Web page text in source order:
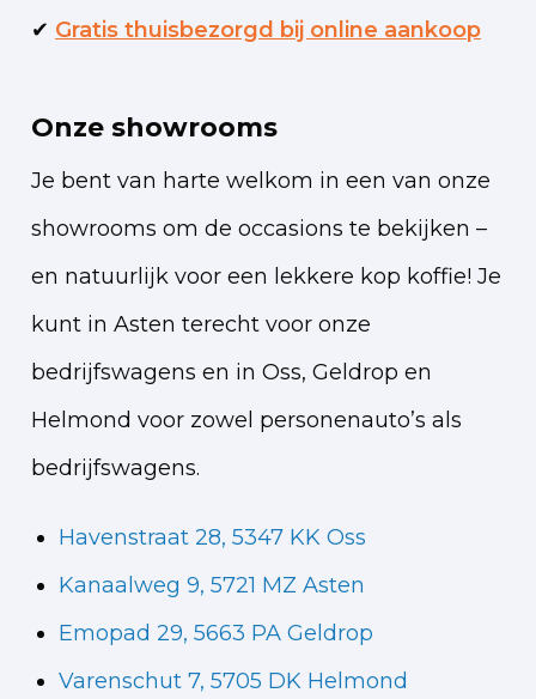
✔ Gratis thuisbezorgd bij online aankoop
Onze showrooms
Je bent van harte welkom in een van onze
showrooms om de occasions te bekijken –
en natuurlijk voor een lekkere kop koffie! Je
kunt in Asten terecht voor onze
bedrijfswagens en in Oss, Geldrop en
Helmond voor zowel personenauto’s als
bedrijfswagens.
Havenstraat 28, 5347 KK Oss
Kanaalweg 9, 5721 MZ Asten
Emopad 29, 5663 PA Geldrop
Varenschut 7, 5705 DK Helmond